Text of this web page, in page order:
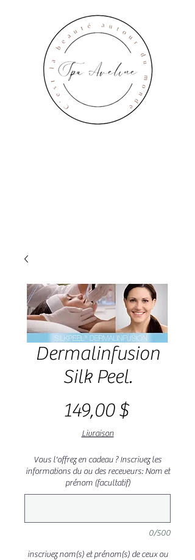
Dermalinfusion
Silk Peel.
149,00 $Prix
Livraison
Vous l'offrez en cadeau ? Inscrivez les
informations du ou des receveurs: Nom et
prénom (facultatif)
0/500
inscrivez nom(s) et prénom(s) de ceux ou